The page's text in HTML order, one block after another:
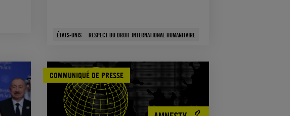
ÉTATS-UNIS RESPECT DU DROIT INTERNATIONAL HUMANITAIRE
COMMUNIQUÉ DE PRESSE